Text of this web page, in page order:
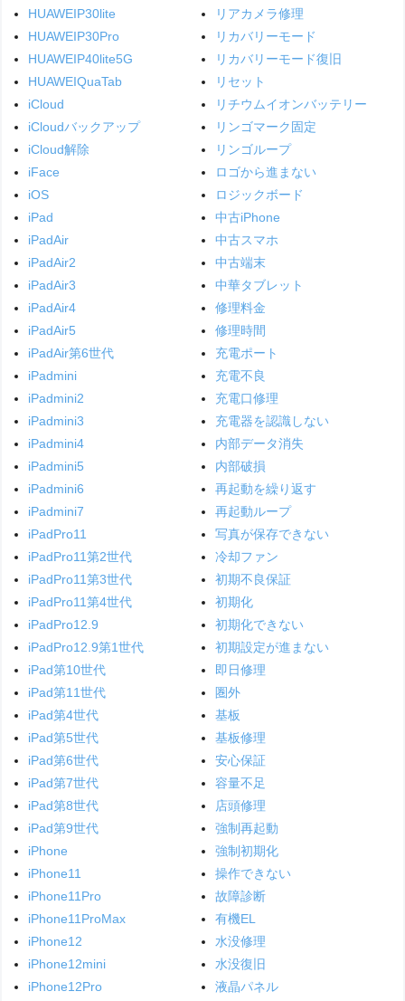
HUAWEIP30lite
HUAWEIP30Pro
HUAWEIP40lite5G
HUAWEIQuaTab
iCloud
iCloudバックアップ
iCloud解除
iFace
iOS
iPad
iPadAir
iPadAir2
iPadAir3
iPadAir4
iPadAir5
iPadAir第6世代
iPadmini
iPadmini2
iPadmini3
iPadmini4
iPadmini5
iPadmini6
iPadmini7
iPadPro11
iPadPro11第2世代
iPadPro11第3世代
iPadPro11第4世代
iPadPro12.9
iPadPro12.9第1世代
iPad第10世代
iPad第11世代
iPad第4世代
iPad第5世代
iPad第6世代
iPad第7世代
iPad第8世代
iPad第9世代
iPhone
iPhone11
iPhone11Pro
iPhone11ProMax
iPhone12
iPhone12mini
iPhone12Pro
リアカメラ修理
リカバリーモード
リカバリーモード復旧
リセット
リチウムイオンバッテリー
リンゴマーク固定
リンゴループ
ロゴから進まない
ロジックボード
中古iPhone
中古スマホ
中古端末
中華タブレット
修理料金
修理時間
充電ポート
充電不良
充電口修理
充電器を認識しない
内部データ消失
内部破損
再起動を繰り返す
再起動ループ
写真が保存できない
冷却ファン
初期不良保証
初期化
初期化できない
初期設定が進まない
即日修理
圏外
基板
基板修理
安心保証
容量不足
店頭修理
強制再起動
強制初期化
操作できない
故障診断
有機EL
水没修理
水没復旧
液晶パネル